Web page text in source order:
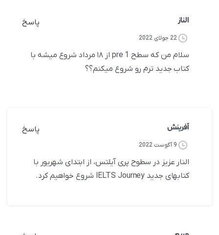
الناز پاسخ
22 جولای 2022
سلام من که سطح pre 1 از ۱۸ مرداد شروع میشه با
کتاب جدید ترم رو شروع میکنم؟؟
آفرینش پاسخ
9 آگوست 2022
النار عزیز در سطوح پری آیلتس، از ابتدای شهریور با
کتابهای جدید IELTS Journey شروع خواهیم کرد.